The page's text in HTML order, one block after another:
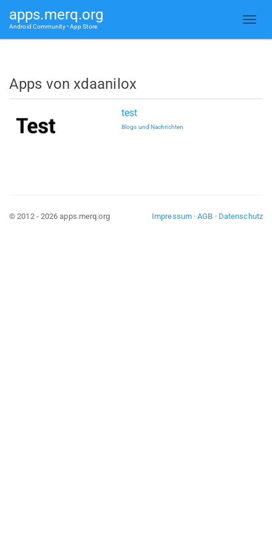
apps.merq.org
Android Community • App Store
Apps von xdaanilox
test
Blogs und Nachrichten
Impressum·AGB · Datenschutz
© 2012 - 2026 apps.merq.org